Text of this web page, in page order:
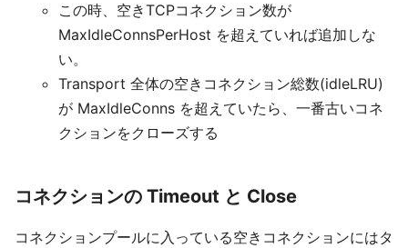
この時、空きTCPコネクション数が
MaxIdleConnsPerHost を超えていれば追加しな
い。
Transport 全体の空きコネクション総数(idleLRU)
が MaxIdleConns を超えていたら、一番古いコネ
クションをクローズする
コネクションの Timeout と Close
コネクションプールに入っている空きコネクションにはタ